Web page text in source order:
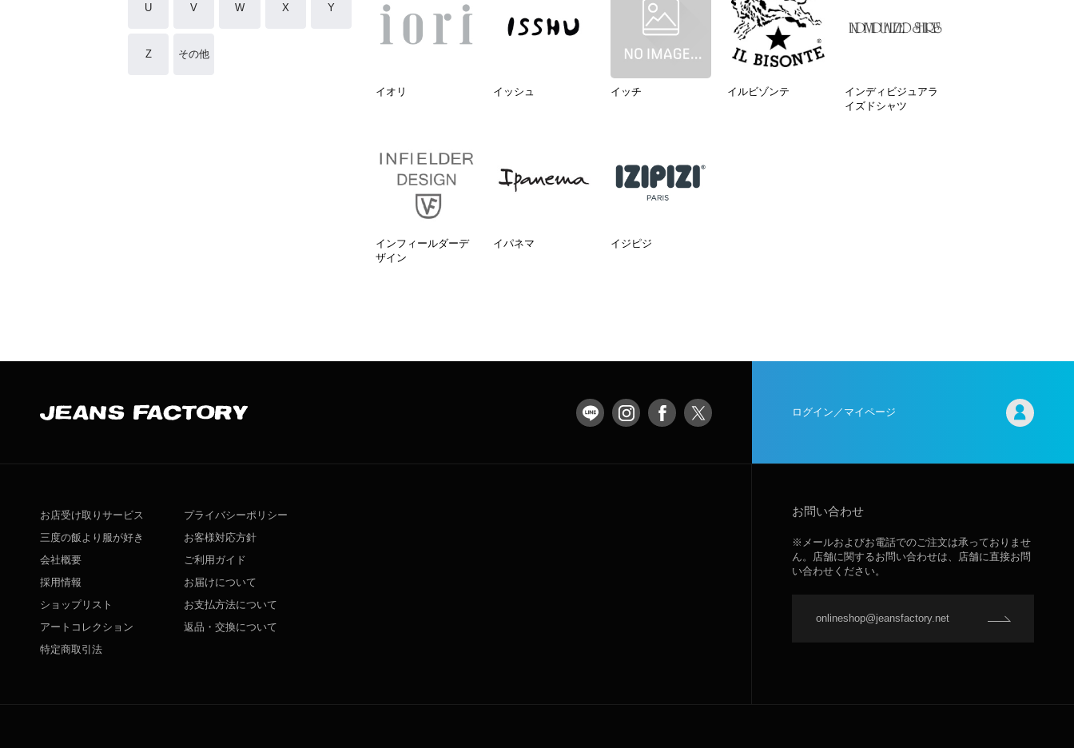
U V W X Y
Z その他
イオリ イッシュ イッチ イルビゾンテ
インディビジュアラ
イズドシャツ
インフィールダーデ
ザイン
イパネマ イジピジ
ログイン／マイページ
お店受け取りサービス
三度の飯より服が好き
会社概要
採用情報
ショップリスト
アートコレクション
特定商取引法
プライバシーポリシー
お客様対応方針
ご利用ガイド
お届けについて
お支払方法について
返品・交換について
お問い合わせ
※メールおよびお電話でのご注文は承っておりませ
ん。店舗に関するお問い合わせは、店舗に直接お問
い合わせください。
onlineshop@jeansfactory.net